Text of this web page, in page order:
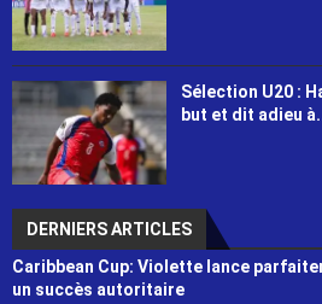
Sélection U20 :
but et dit adieu
DERNIERS ARTICLES
Caribbean Cup: Violette lance
un succès autoritaire